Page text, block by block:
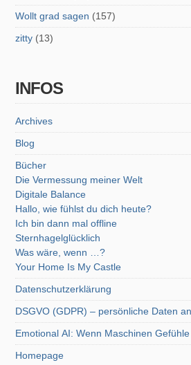
Wollt grad sagen (157)
zitty (13)
INFOS
Archives
Blog
Bücher
Die Vermessung meiner Welt
Digitale Balance
Hallo, wie fühlst du dich heute?
Ich bin dann mal offline
Sternhagelglücklich
Was wäre, wenn …?
Your Home Is My Castle
Datenschutzerklärung
DSGVO (GDPR) – persönliche Daten
Emotional AI: Wenn Maschinen
Homepage